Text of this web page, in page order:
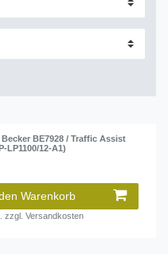
BE7928 / Traffic Assist
LP1100/12-A1)
Warenkorb
zzgl.Versandkosten